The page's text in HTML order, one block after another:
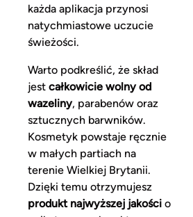
każda aplikacja przynosi
natychmiastowe uczucie
świeżości.
Warto podkreślić, że skład
jest całkowicie wolny od
wazeliny, parabenów oraz
sztucznych barwników.
Kosmetyk powstaje ręcznie
w małych partiach na
terenie Wielkiej Brytanii.
Dzięki temu otrzymujesz
produkt najwyższej jakościo